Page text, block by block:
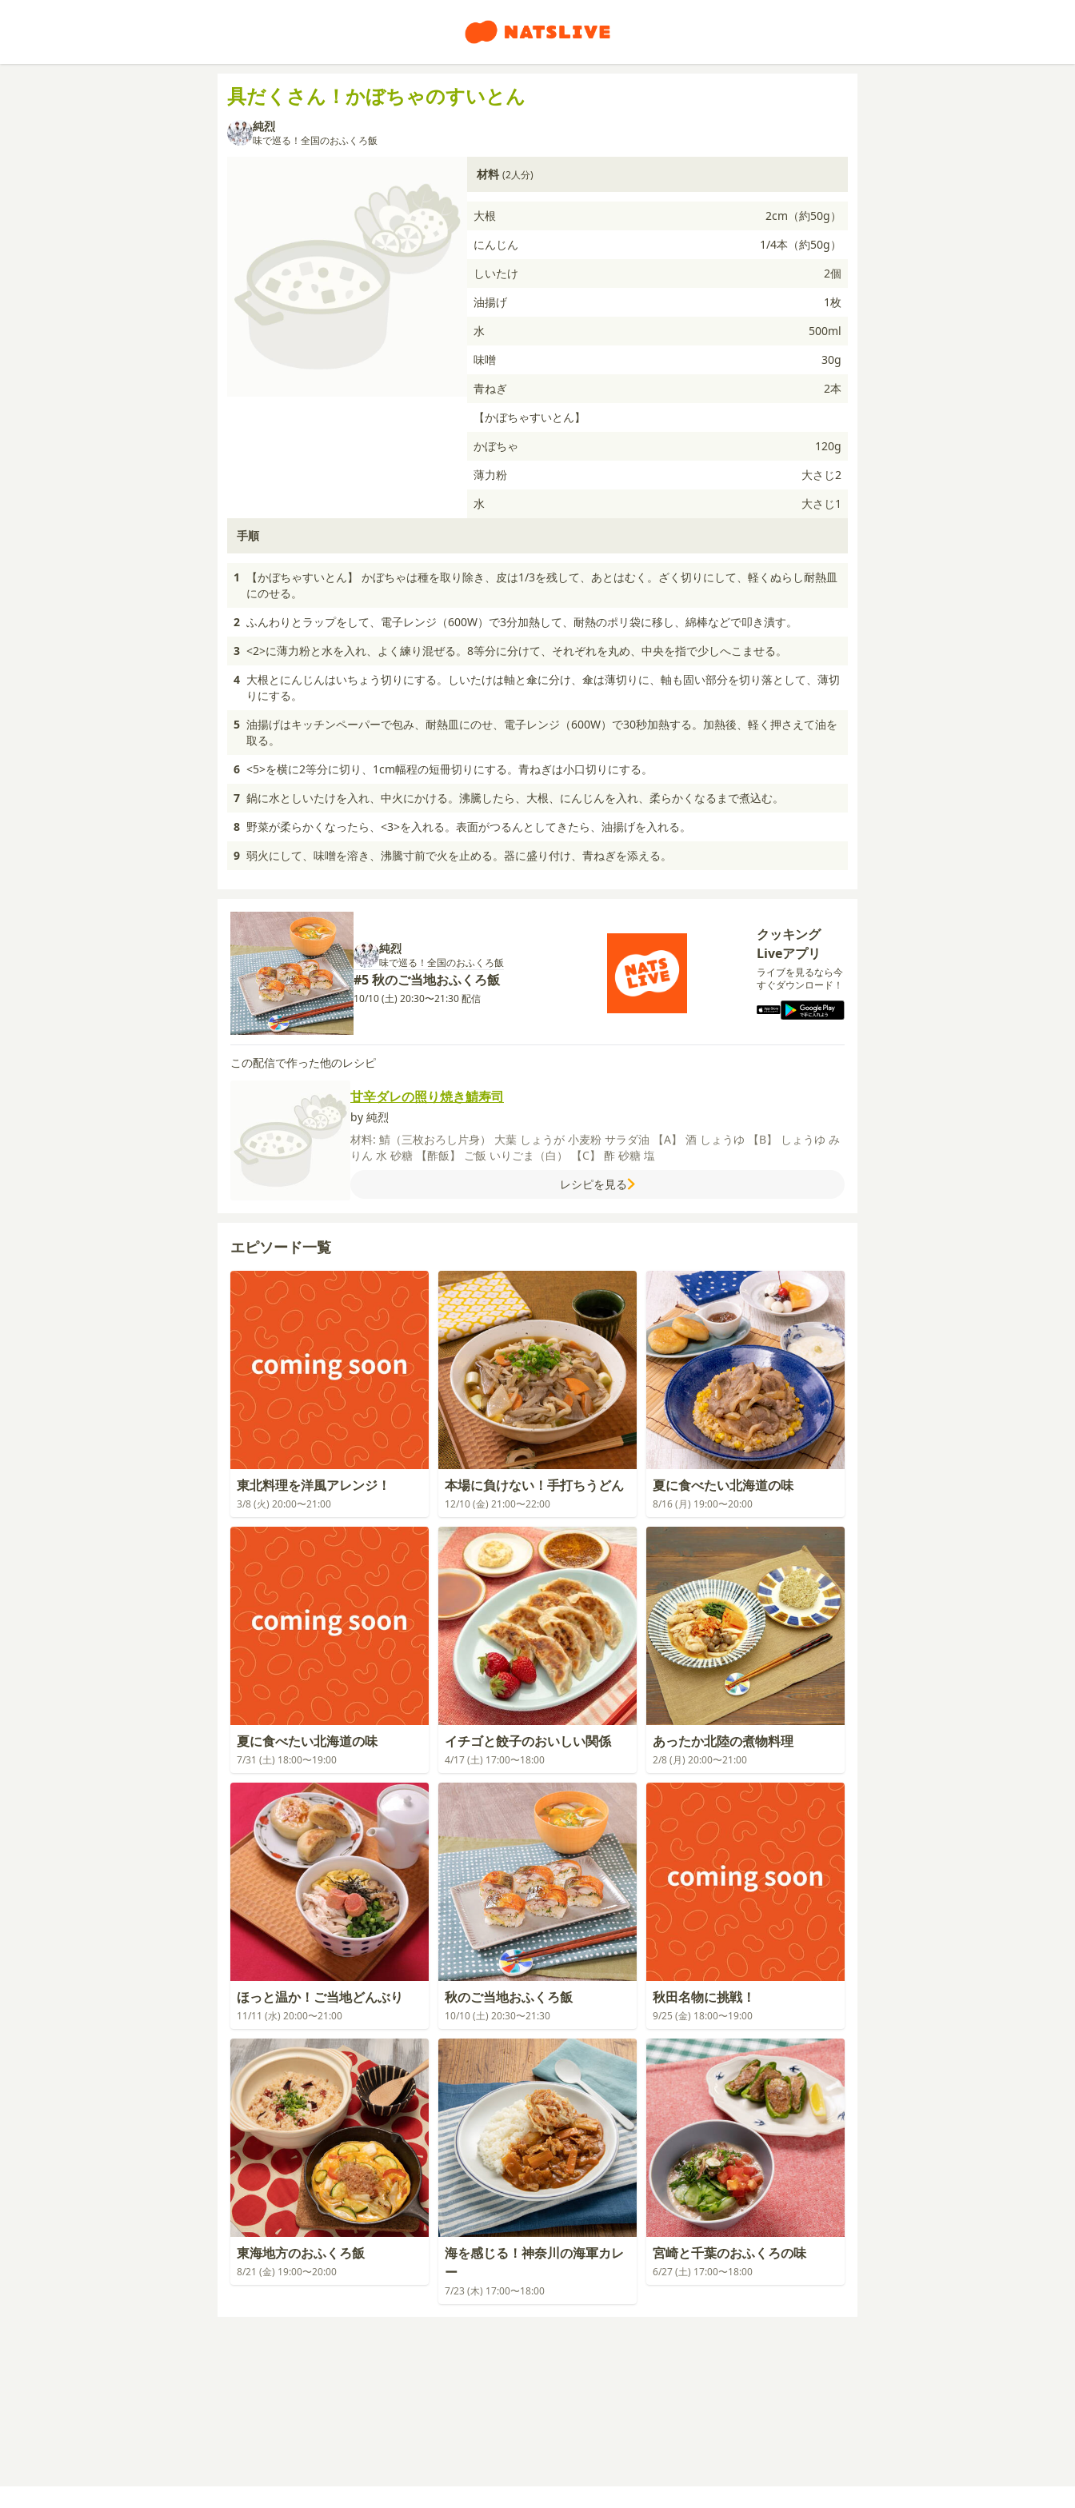
具だくさん！かぼちゃのすいとん
純烈
味で巡る！全国のおふくろ飯
材料 (2人分)
大根
2cm（約50g）
にんじん
1/4本（約50g）
しいたけ
2個
油揚げ
1枚
水
500ml
味噌
30g
青ねぎ
2本
【かぼちゃすいとん】
かぼちゃ
120g
薄力粉
大さじ2
水
大さじ1
手順
1
【かぼちゃすいとん】 かぼちゃは種を取り除き、皮は1/3を残して、あとはむく。ざく切りにして、軽くぬらし耐熱皿
にのせる。
2 ふんわりとラップをして、電子レンジ（600W）で3分加熱して、耐熱のポリ袋に移し、綿棒などで叩き潰す。
3 <2>に薄力粉と水を入れ、よく練り混ぜる。8等分に分けて、それぞれを丸め、中央を指で少しへこませる。
4 大根とにんじんはいちょう切りにする。しいたけは軸と傘に分け、傘は薄切りに、軸も固い部分を切り落として、薄切
りにする。
5 油揚げはキッチンペーパーで包み、耐熱皿にのせ、電子レンジ（600W）で30秒加熱する。加熱後、軽く押さえて油を
取る。
6 <5>を横に2等分に切り、1cm幅程の短冊切りにする。青ねぎは小口切りにする。
7 鍋に水としいたけを入れ、中火にかける。沸騰したら、大根、にんじんを入れ、柔らかくなるまで煮込む。
8 野菜が柔らかくなったら、<3>を入れる。表面がつるんとしてきたら、油揚げを入れる。
9 弱火にして、味噌を溶き、沸騰寸前で火を止める。器に盛り付け、青ねぎを添える。
純烈
味で巡る！全国のおふくろ飯
#5 秋のご当地おふくろ飯
10/10 (土) 20:30〜21:30 配信
クッキング
Liveアプリ
ライブを見るなら今
すぐダウンロード！
この配信で作った他のレシピ
甘辛ダレの照り焼き鯖寿司
by 純烈
材料: 鯖（三枚おろし片身） 大葉 しょうが 小麦粉 サラダ油 【A】 酒 しょうゆ 【B】 しょうゆ み
りん 水 砂糖 【酢飯】 ご飯 いりごま（白） 【C】 酢 砂糖 塩
レシピを見る
エピソード一覧
東北料理を洋風アレンジ！
3/8 (火) 20:00〜21:00
本場に負けない！手打ちうどん
12/10 (金) 21:00〜22:00
夏に食べたい北海道の味
8/16 (月) 19:00〜20:00
夏に食べたい北海道の味
7/31 (土) 18:00〜19:00
イチゴと餃子のおいしい関係
4/17 (土) 17:00〜18:00
あったか北陸の煮物料理
2/8 (月) 20:00〜21:00
ほっと温か！ご当地どんぶり
11/11 (水) 20:00〜21:00
秋のご当地おふくろ飯
10/10 (土) 20:30〜21:30
秋田名物に挑戦！
9/25 (金) 18:00〜19:00
東海地方のおふくろ飯
8/21 (金) 19:00〜20:00
海を感じる！神奈川の海軍カレ
ー
7/23 (木) 17:00〜18:00
宮崎と千葉のおふくろの味
6/27 (土) 17:00〜18:00